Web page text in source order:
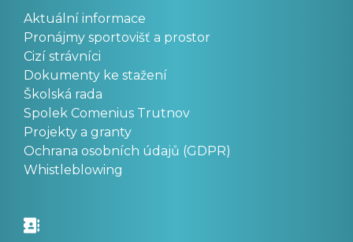
Aktuální informace
Pronájmy sportovišť a prostor
Cizí strávníci
Dokumenty ke stažení
Školská rada
Spolek Comenius Trutnov
Projekty a granty
Ochrana osobních údajů (GDPR)
Whistleblowing